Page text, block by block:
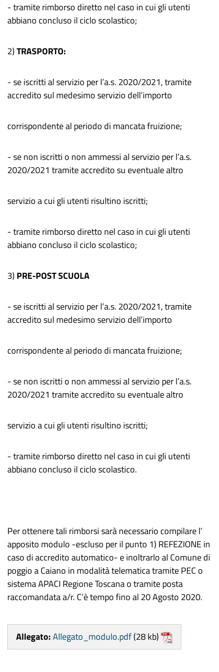
- tramite rimborso diretto nel caso in cui gli utenti
abbiano concluso il ciclo scolastico;
2)TRASPORTO:
- se iscritti al servizio per l’a.s. 2020/2021, tramite
accredito sul medesimo servizio dell’importo
corrispondente al periodo di mancata fruizione;
- se non iscritti o non ammessi al servizio per l’a.s.
2020/2021 tramite accredito su eventuale altro
servizio a cui gli utenti risultino iscritti;
- tramite rimborso diretto nel caso in cui gli utenti
abbiano concluso il ciclo scolastico;
3) PRE-POST SCUOLA
- se iscritti al servizio per l’a.s. 2020/2021, tramite
accredito sul medesimo servizio dell’importo
corrispondente al periodo di mancata fruizione;
- se non iscritti o non ammessi al servizio per l’a.s.
2020/2021 tramite accredito su eventuale altro
servizio a cui gli utenti risultino iscritti;
- tramite rimborso diretto nel caso in cui gli utenti
abbiano concluso il ciclo scolastico.
Per ottenere tali rimborsi sarà necessario compilare l’
apposito modulo -escluso per il punto 1) REFEZIONE in
caso di accredito automatico- e inoltrarlo al Comune di
poggio a Caiano in modalità telematica tramite PEC o
sistema APACI Regione Toscana o tramite posta
raccomandata a/r. C’è tempo fino al 20 Agosto 2020.
Allegato:Allegato_modulo.pdf(28 kb)